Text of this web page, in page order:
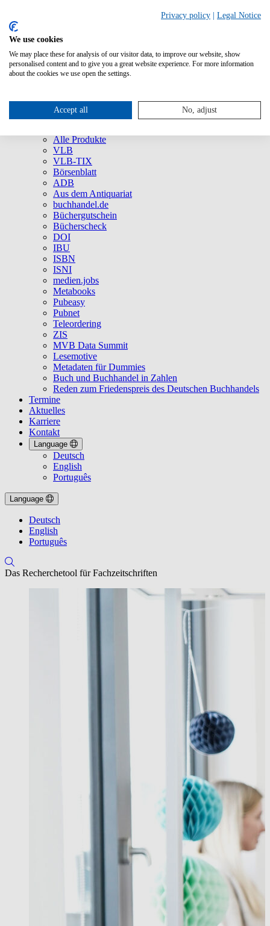
Über uns
Unternehmen
Presse
Service
Alle Produkte
VLB
VLB-TIX
Börsenblatt
ADB
Aus dem Antiquariat
buchhandel.de
Büchergutschein
Bücherscheck
DOI
IBU
ISBN
ISNI
medien.jobs
Metabooks
Pubeasy
Pubnet
Teleordering
ZIS
MVB Data Summit
Lesemotive
Metadaten für Dummies
Buch und Buchhandel in Zahlen
Reden zum Friedenspreis des Deutschen Buchhandels
Termine
Aktuelles
Karriere
Kontakt
Language
Deutsch
English
Português
Language
Deutsch
English
Português
Das Recherchetool für Fachzeitschriften
Privacy policy Legal Notice
We use cookies
We may place these for analysis of our visitor data, to improve our website, show
personalised content and to give you a great website experience. For more information
about the cookies we use open the settings.
Accept all No, adjust